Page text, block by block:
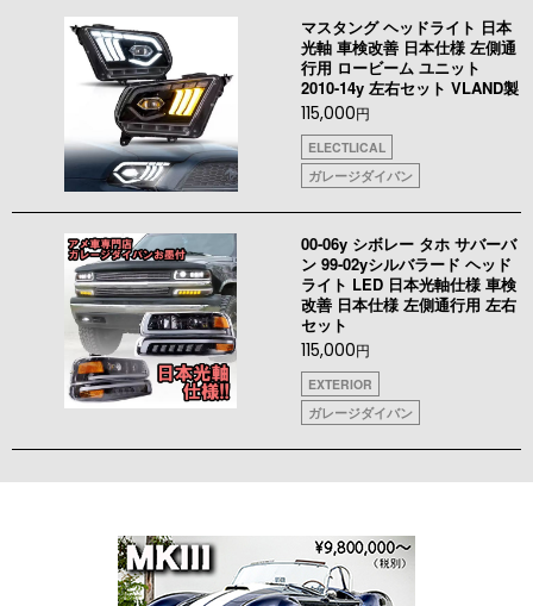
マスタング ヘッドライト 日本
光軸 車検改善 日本仕様 左側通
行用 ロービーム ユニット
2010-14y 左右セット VLAND製
115,000円
ELECTLICAL
ガレージダイバン
00-06y シボレー タホ サバーバ
ン 99-02yシルバラード ヘッド
ライト LED 日本光軸仕様 車検
改善 日本仕様 左側通行用 左右
セット
115,000円
EXTERIOR
ガレージダイバン